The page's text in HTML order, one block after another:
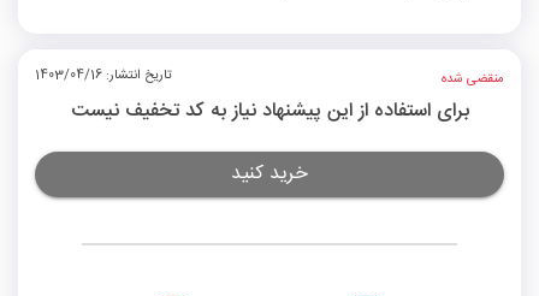
منقضی شده تاریخ انتشار: 1403/04/16
برای استفاده از این پیشنهاد نیاز به کد تخفیف نیست
خرید کنید